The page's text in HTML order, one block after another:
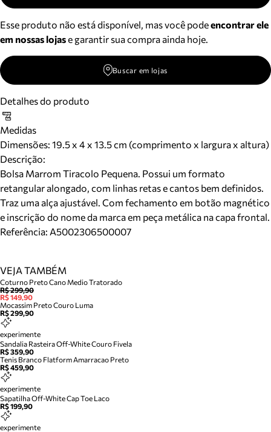
Esse produto não está disponível, mas você podeencontrar ele
em nossas lojase garantir sua compra ainda hoje.
Buscar em lojas
Detalhes do produto
Medidas
Dimensões: 19.5 x 4 x 13.5 cm (comprimento x largura x altura)
Descrição:
Bolsa Marrom Tiracolo Pequena. Possui um formato
retangular alongado, com linhas retas e cantos bem definidos.
Traz uma alça ajustável. Com fechamento em botão magnético
e inscrição do nome da marca em peça metálica na capa frontal.
Referência: A5002306500007
VEJA TAMBÉM
Coturno Preto Cano Medio Tratorado
R$ 299,90
R$ 149,90
Mocassim Preto Couro Luma
R$ 299,90
experimente
Sandalia Rasteira Off-White Couro Fivela
R$ 359,90
Tenis Branco Flatform Amarracao Preto
R$ 459,90
experimente
Sapatilha Off-White Cap Toe Laco
R$ 199,90
experimente